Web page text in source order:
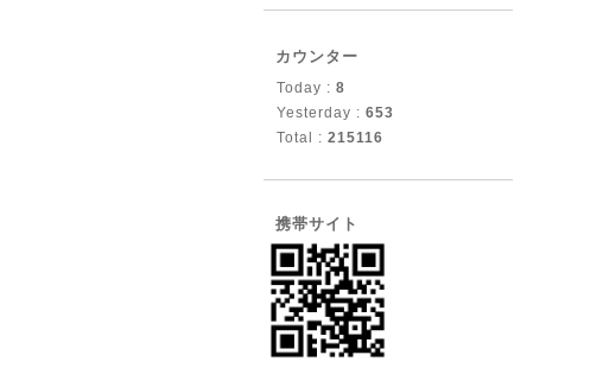
カウンター
Today : 8
Yesterday : 653
Total : 215116
携帯サイト